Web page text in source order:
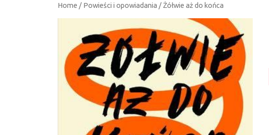
Home / Powieści i opowiadania / Żółwie aż do końca